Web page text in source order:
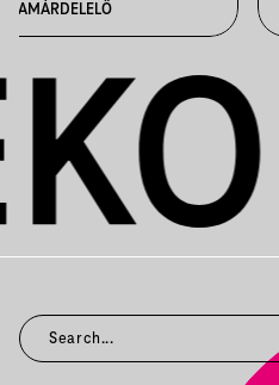
SZAMÁRDELELŐ